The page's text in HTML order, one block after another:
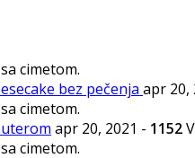
bez pečenja apr 20,
apr 20, 2021 - 1152